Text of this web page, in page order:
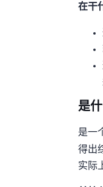
Sysbench
GB5是
得出
(实际